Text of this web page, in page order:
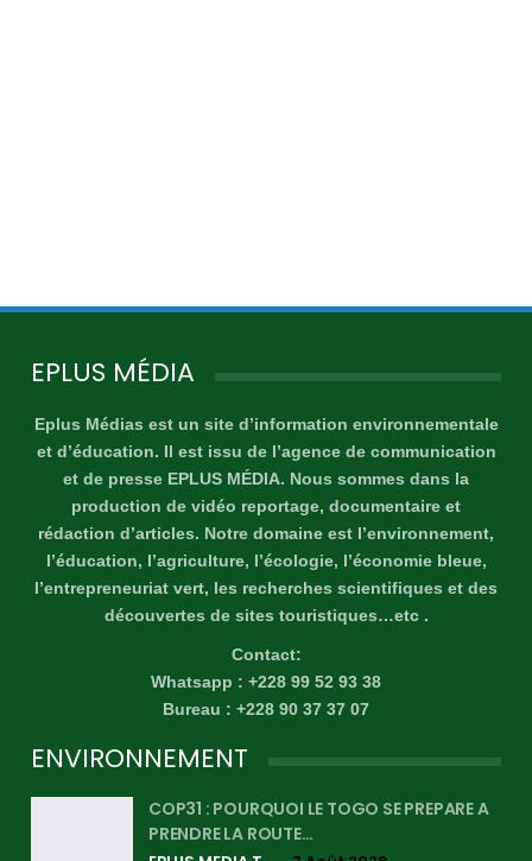
EPLUS MÉDIA
Eplus Médias est un site d’information environnementale
et d’éducation. Il est issu de l’agence de communication
et de presse EPLUS MÉDIA. Nous sommes dans la
production de vidéo reportage, documentaire et
rédaction d’articles. Notre domaine est l’environnement,
l’éducation, l’agriculture, l’écologie, l’économie bleue,
l’entrepreneuriat vert, les recherches scientifiques et des
découvertes de sites touristiques…etc .
Contact:
Whatsapp : +228 99 52 93 38
Bureau : +228 90 37 37 07
ENVIRONNEMENT
COP31 : POURQUOI LE TOGO SE PREPARE A
PRENDRE LA ROUTE…